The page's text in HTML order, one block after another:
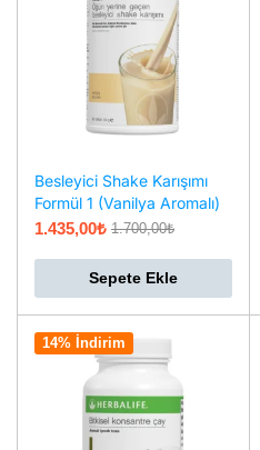
Besleyici Shake Karışımı
Formül 1 (Vanilya Aromalı)
1.700,00₺
1.435,00₺
Sepete Ekle
14% İndirim